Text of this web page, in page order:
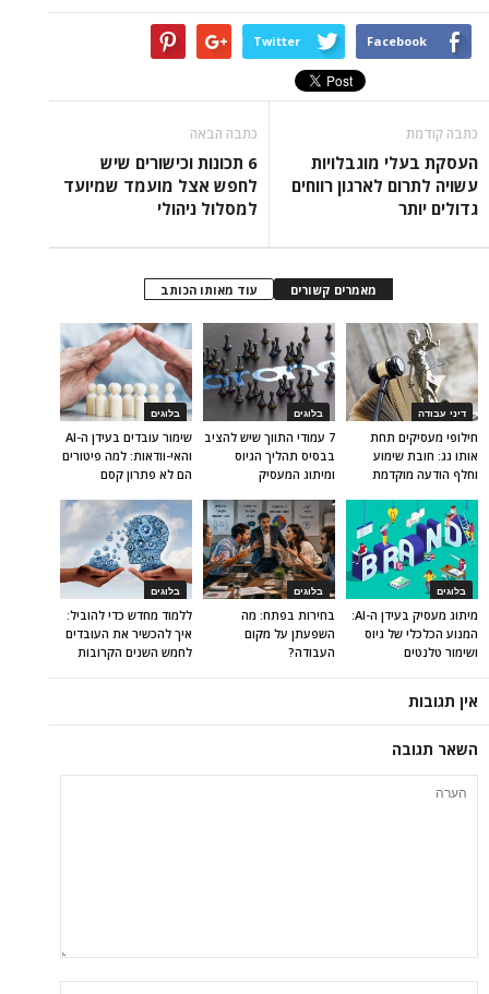
Facebook
Twitter
כתבה קודמת
העסקת בעלי מוגבלויות
עשויה לתרום לארגון רווחים
גדולים יותר
כתבה הבאה
6 תכונות וכישורים שיש
לחפש אצל מועמד שמיועד
למסלול ניהולי
מאמרים קשורים עוד מאותו הכותב
בלוגים
שימור עובדים בעידן ה-AI
והאי-וודאות: למה פיטורים
הם לא פתרון קסם
בלוגים
7 עמודי התווך שיש להציב
בבסיס תהליך הגיוס
ומיתוג המעסיק
דיני עבודה
חילופי מעסיקים תחת
אותו גג: חובת שימוע
וחלף הודעה מוקדמת
בלוגים
ללמוד מחדש כדי להוביל:
איך להכשיר את העובדים
לחמש השנים הקרובות
בלוגים
בחירות בפתח: מה
השפעתן על מקום
העבודה?
בלוגים
מיתוג מעסיק בעידן ה-AI:
המנוע הכלכלי של גיוס
ושימור טלנטים
אין תגובות
השאר תגובה